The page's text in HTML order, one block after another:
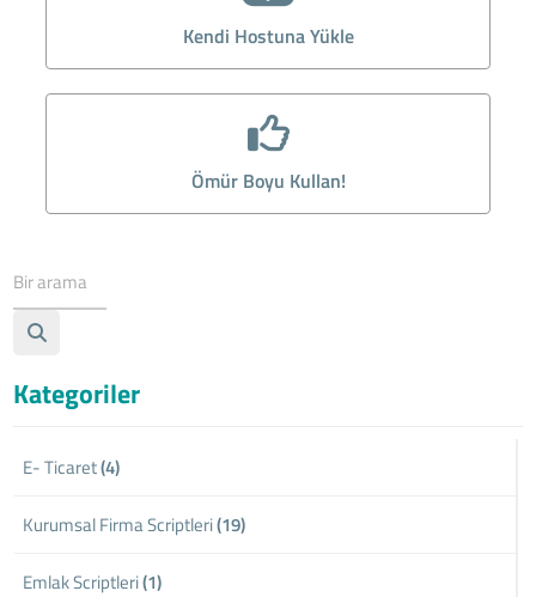
Kendi Hostuna Yükle
Ömür Boyu Kullan!
Kategoriler
E- Ticaret(4)
Kurumsal Firma Scriptleri(19)
Emlak Scriptleri(1)